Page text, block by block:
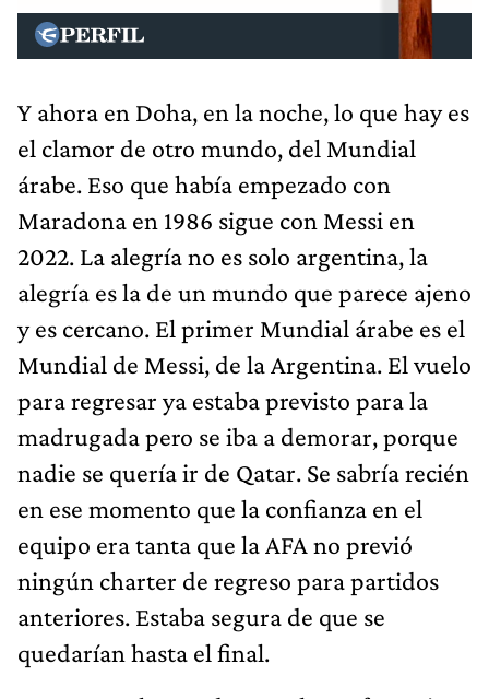
Y ahora en Doha, en la noche, lo que hay es
el clamor de otro mundo, del Mundial
árabe. Eso que había empezado con
Maradona en 1986 sigue con Messi en
2022. La alegría no es solo argentina, la
alegría es la de un mundo que parece ajeno
y es cercano. El primer Mundial árabe es el
Mundial de Messi, de la Argentina. El vuelo
para regresar ya estaba previsto para la
madrugada pero se iba a demorar, porque
nadie se quería ir de Qatar. Se sabría recién
en ese momento que la confianza en el
equipo era tanta que la AFA no previó
ningún charter de regreso para partidos
anteriores. Estaba segura de que se
quedarían hasta el final.